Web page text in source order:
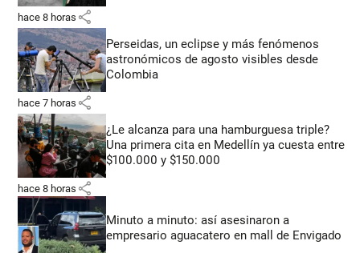
hace 8 horas share
Perseidas, un eclipse y más fenómenos
astronómicos de agosto visibles desde
Colombia
hace 7 horas share
¿Le alcanza para una hamburguesa triple?
Una primera cita en Medellín ya cuesta entre
$100.000 y $150.000
hace 8 horas share
Minuto a minuto: así asesinaron a
empresario aguacatero en mall de Envigado